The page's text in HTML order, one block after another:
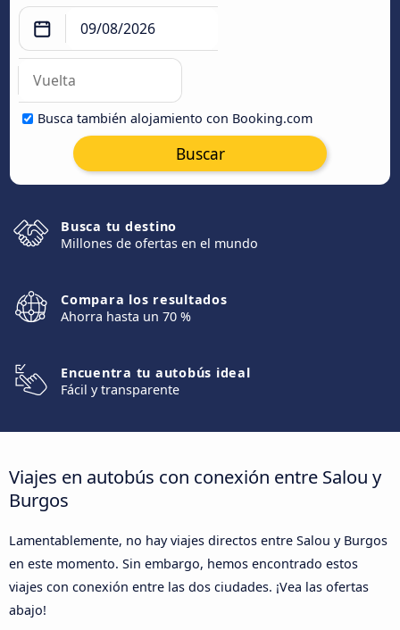
Busca también alojamiento con Booking.com
Buscar
Busca tu destino
Millones de ofertas en el mundo
Compara los resultados
Ahorra hasta un 70 %
Encuentra tu autobús ideal
Fácil y transparente
Viajes en autobús con conexión entre Salou y
Burgos
Lamentablemente, no hay viajes directos entre Salou y Burgos
en este momento. Sin embargo, hemos encontrado estos
viajes con conexión entre las dos ciudades. ¡Vea las ofertas
abajo!